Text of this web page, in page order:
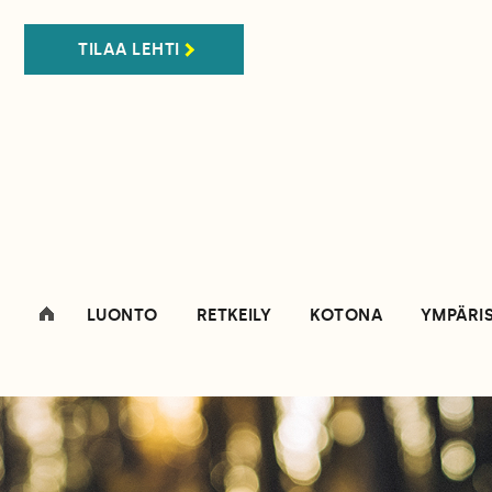
TILAA LEHTI
LUONTO RETKEILY KOTONA